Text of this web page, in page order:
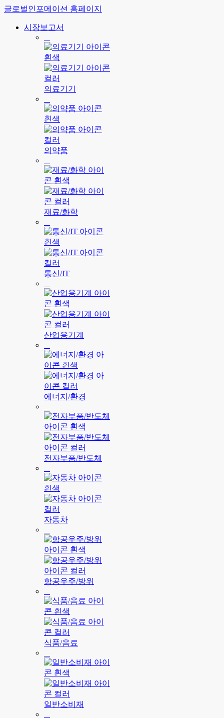
글로벌인포메이션 홈페이지
시장보고서
의료기기
의약품
재료/화학
통신/IT
산업용기계
에너지/환경
전자부품/반도체
자동차
항공우주/방위
식품/음료
일반소비재